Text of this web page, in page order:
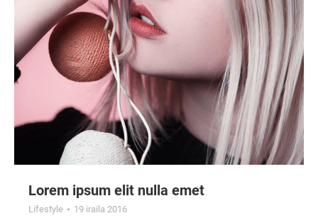
Lorem ipsum elit nulla emet
Lifestyle 19 iraila 2016